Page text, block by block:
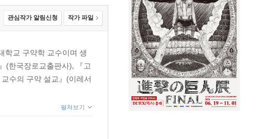
관심작가 알림신청 작가 파일
학교 구약학 교수이며 생
(한국장로교출판사), 『고
수의 구약 설교』(이레서
펼쳐보기